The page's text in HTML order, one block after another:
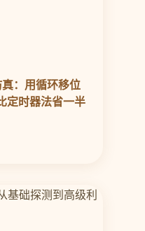
：用循环移位
定时器法省一半